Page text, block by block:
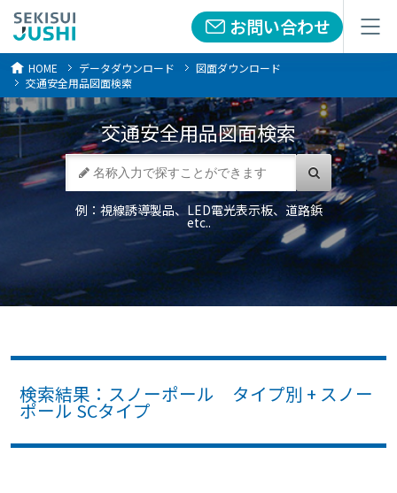
お問い合わせ
メニュー お問い合わせ
メニュー
HOME データダウンロード
図面ダウンロード
交通安全用品図面検索
交通安全用品図面検索
例：視線誘導製品、LED電光表示板、道路鋲
etc..
検索結果：スノーポール タイプ別 + スノー
ポール SCタイプ